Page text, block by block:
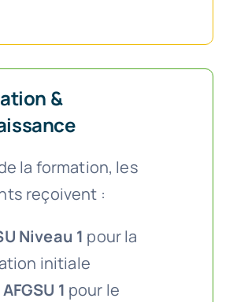
&
la formation, les
reçoivent :
Niveau 1 pour la
initiale
1 pour le